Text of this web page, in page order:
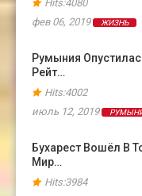
Hits:4080
фев 06, 2019
ЖИЗНЬ
Румыния
Рейт…
Hits:4002
июль 12, 2019
Бухарест Вошёл В
Мир…
Hits:3984